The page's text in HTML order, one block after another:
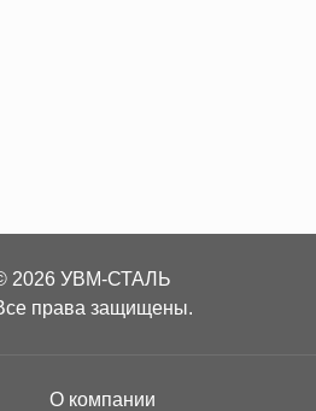
2026 УВМ-СТАЛЬ
права защищены.
О компании